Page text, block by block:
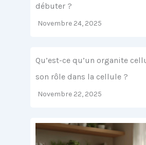
débuter ?
Novembre 24, 2025
Qu’est-ce qu’un organite
son rôle dans la cellule ?
Novembre 22, 2025